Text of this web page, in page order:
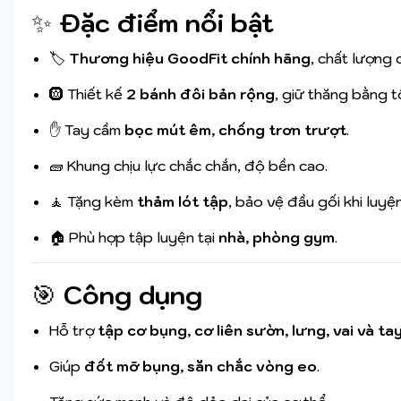
✨ Đặc điểm nổi bật
🏷️ Thương hiệu GoodFit chính hãng, chất lượng
🛞 Thiết kế 2 bánh đôi bản rộng, giữ thăng bằng
✋ Tay cầm bọc mút êm, chống trơn trượt.
🧱 Khung chịu lực chắc chắn, độ bền cao.
🧘 Tặng kèm thảm lót tập, bảo vệ đầu gối khi
🏠 Phù hợp tập luyện tại nhà, phòng gym.
🎯 Công dụng
Hỗ trợtập cơ bụng, cơ liên sườn, lưng, vai và
Giúp đốt mỡ bụng, săn chắc vòng eo.